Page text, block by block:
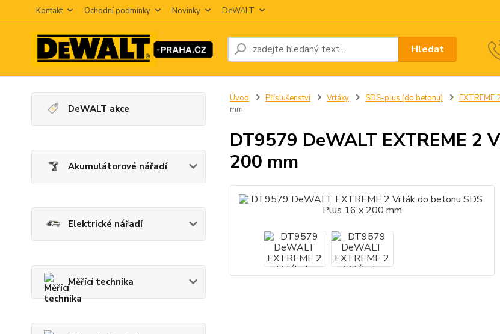
Kontakt Ochodní podmínky Novinky DeWALT
Hledat
DeWALT akce
Akumulátorové nářadí
Elektrické nářadí
Měřící technika
Úvod Příslušenství Vrtáky SDS-plus (do betonu) EXTREME
mm
DT9579 DeWALT EXTREME 2
200 mm